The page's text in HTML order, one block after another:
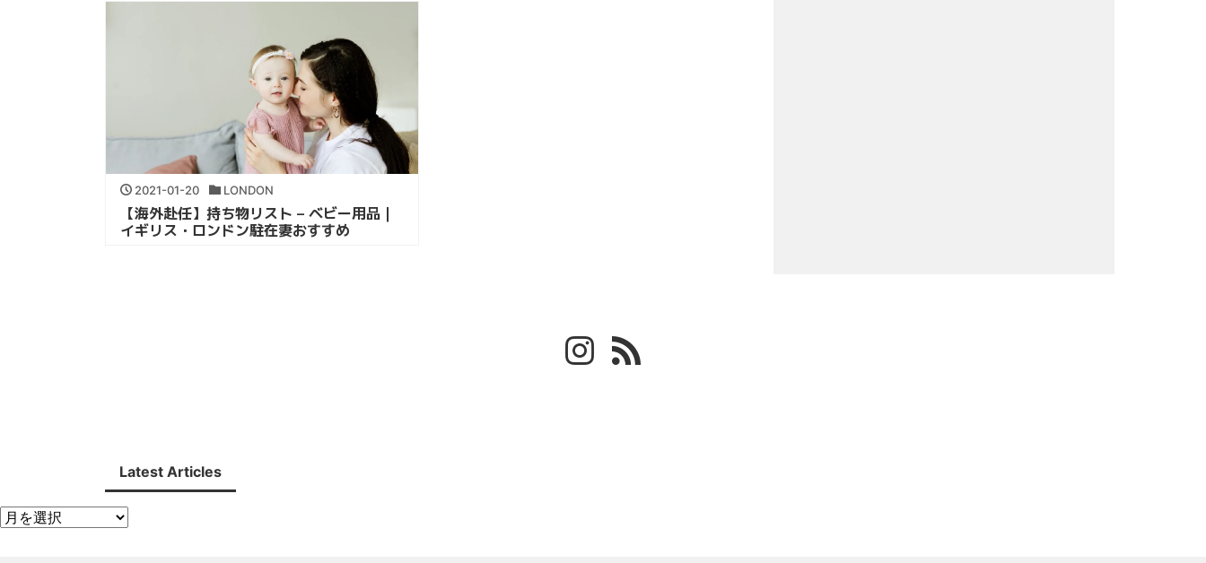
2021-01-20 LONDON
【海外赴任】持ち物リスト – ベビー用品｜
イギリス・ロンドン駐在妻おすすめ
Latest Articles